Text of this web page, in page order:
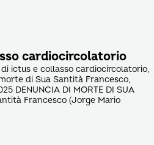
cardiocircolatorio
ictus e collasso cardiocircolatorio,
di Sua Santità Francesco,
DENUNCIA DI MORTE DI SUA
Francesco (Jorge Mario